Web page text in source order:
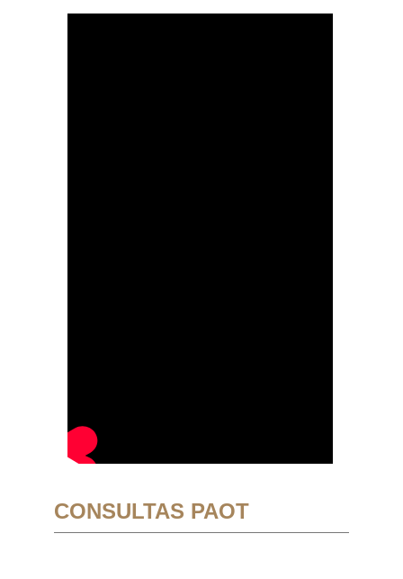
CONSULTAS PAOT